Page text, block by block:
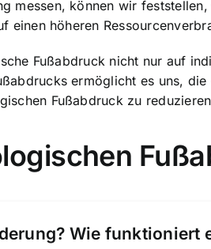
messen, können wir
höheren
Fußabdruck nicht nur auf
ermöglicht es uns, die
Fußabdruck zu
Wie funktioniert